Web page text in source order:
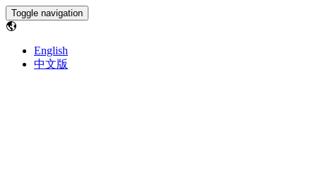
Toggle navigation
English
中文版